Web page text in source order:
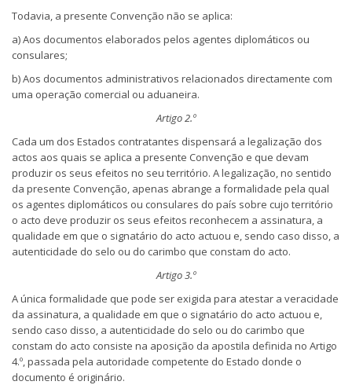
Todavia, a presente Convenção não se aplica:
a) Aos documentos elaborados pelos agentes diplomáticos ou
consulares;
b) Aos documentos administrativos relacionados directamente com
uma operação comercial ou aduaneira.
Artigo 2.º
Cada um dos Estados contratantes dispensará a legalização dos
actos aos quais se aplica a presente Convenção e que devam
produzir os seus efeitos no seu território. A legalização, no sentido
da presente Convenção, apenas abrange a formalidade pela qual
os agentes diplomáticos ou consulares do país sobre cujo território
o acto deve produzir os seus efeitos reconhecem a assinatura, a
qualidade em que o signatário do acto actuou e, sendo caso disso, a
autenticidade do selo ou do carimbo que constam do acto.
Artigo 3.º
A única formalidade que pode ser exigida para atestar a veracidade
da assinatura, a qualidade em que o signatário do acto actuou e,
sendo caso disso, a autenticidade do selo ou do carimbo que
constam do acto consiste na aposição da apostila definida no Artigo
4.º, passada pela autoridade competente do Estado donde o
documento é originário.